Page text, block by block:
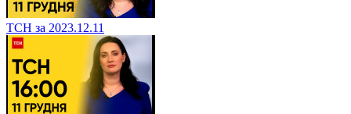
ТСН за 2023.12.11